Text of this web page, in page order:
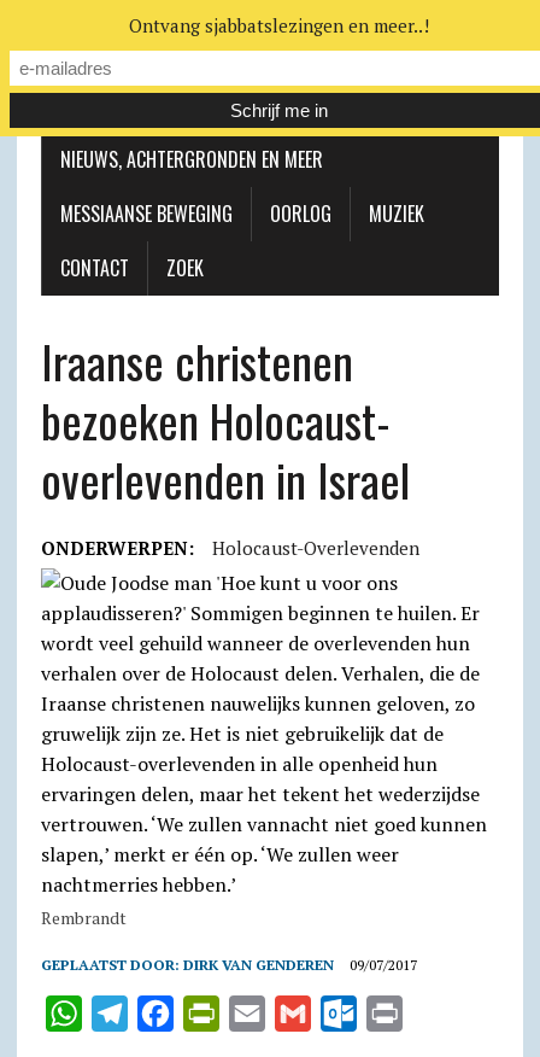
MESSIAANSE GEMEENTE
NIEUWS, ACHTERGRONDEN EN MEER
MESSIAANSE BEWEGING
OORLOG
MUZIEK
CONTACT
ZOEK
Iraanse christenen
bezoeken Holocaust-
overlevenden in Israel
ONDERWERPEN: Holocaust-Overlevenden
Rembrandt
GEPLAATST DOOR: DIRK VAN GENDEREN 09/07/2017
W
T
Ontvang sjabbatslezingen en meer..!